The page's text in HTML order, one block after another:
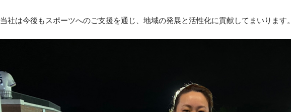
当社は今後もスポーツへのご支援を通じ、地域の発展と活性化に貢献してまいります。